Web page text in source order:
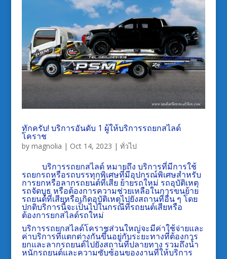
ทักครับ! บริการอันดับ 1 ผู้ให้บริการรถยกสไลด์
โคราช
by magnolia | Oct 14, 2023 | ทั่วไป
บริการรถยกสไลด์หมายถึง บริการที่มีการใช้
รถยกรถหรือรถบรรทุกพิเศษที่มีอุปกรณ์พิเศษสำหรับ
การยกหรือลากรถยนต์ที่เสีย ย้ายรถใหม่ รถอุบัติเหตุ
รถจัดบูธ หรือต้องการความช่วยเหลือในการขนย้าย
รถยนต์ที่เสียหรือเกิดอุบัติเหตุไปยังสถานที่อื่น ๆ โดย
ปกติบริการนี้จะเป็นไปในกรณีที่รถยนต์เสียหรือ
ต้องการยกสไลด์รถใหม่
บริการรถยกสไลด์โคราชส่วนใหญ่จะมีค่าใช้จ่ายและ
ค่าบริการที่แตกต่างกันขึ้นอยู่กับระยะทางที่ต้องการ
ยกและลากรถยนต์ไปยังสถานที่ปลายทาง รวมถึงน้ำ
หนักรถยนต์และความซับซ้อนของงานที่ให้บริการ